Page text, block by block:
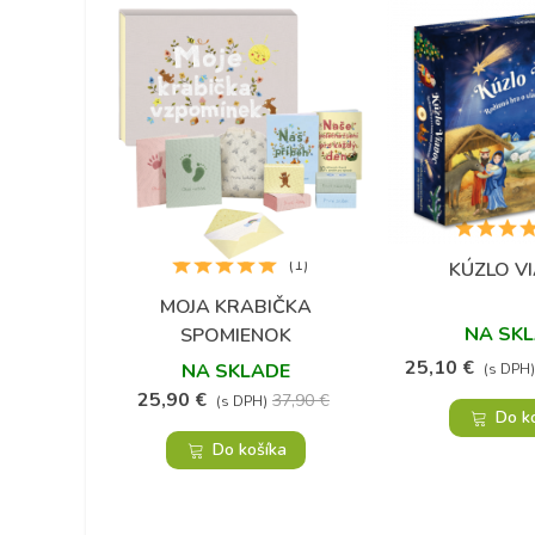
Obľúbené
MOJA KRABIČKA
SPOMIENOK
NA SKLADE
25,90 € (s DPH) 37,90 €
(1)
Do košíka
KÚZLO
NA
25,10 € (s DPH)
Do